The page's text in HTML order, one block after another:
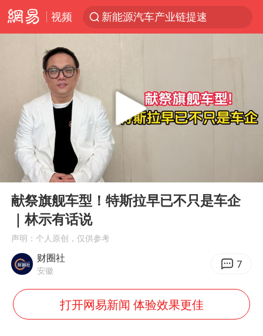
视频
新能源汽车产业链提速
中央气象台继续发布暴雨橙警
独闯南太行失联女子遗体已找到
演员秦焰去世 曾出演《狂飙》
武契奇：欧洲已处于大战边缘
经销商证实雪佛兰已暂停在华新车销售
Play
00:00
献祭旗舰车型！特斯拉早已不只是车企
｜林示有话说
声明：个人原创，仅供参考
财圈社
安徽 7
打开网易新闻 体验效果更佳